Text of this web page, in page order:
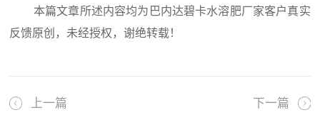
本篇文章所述内容均为巴内达碧卡水溶肥厂家客户真实
反馈原创，未经授权，谢绝转载！
上一篇 下一篇